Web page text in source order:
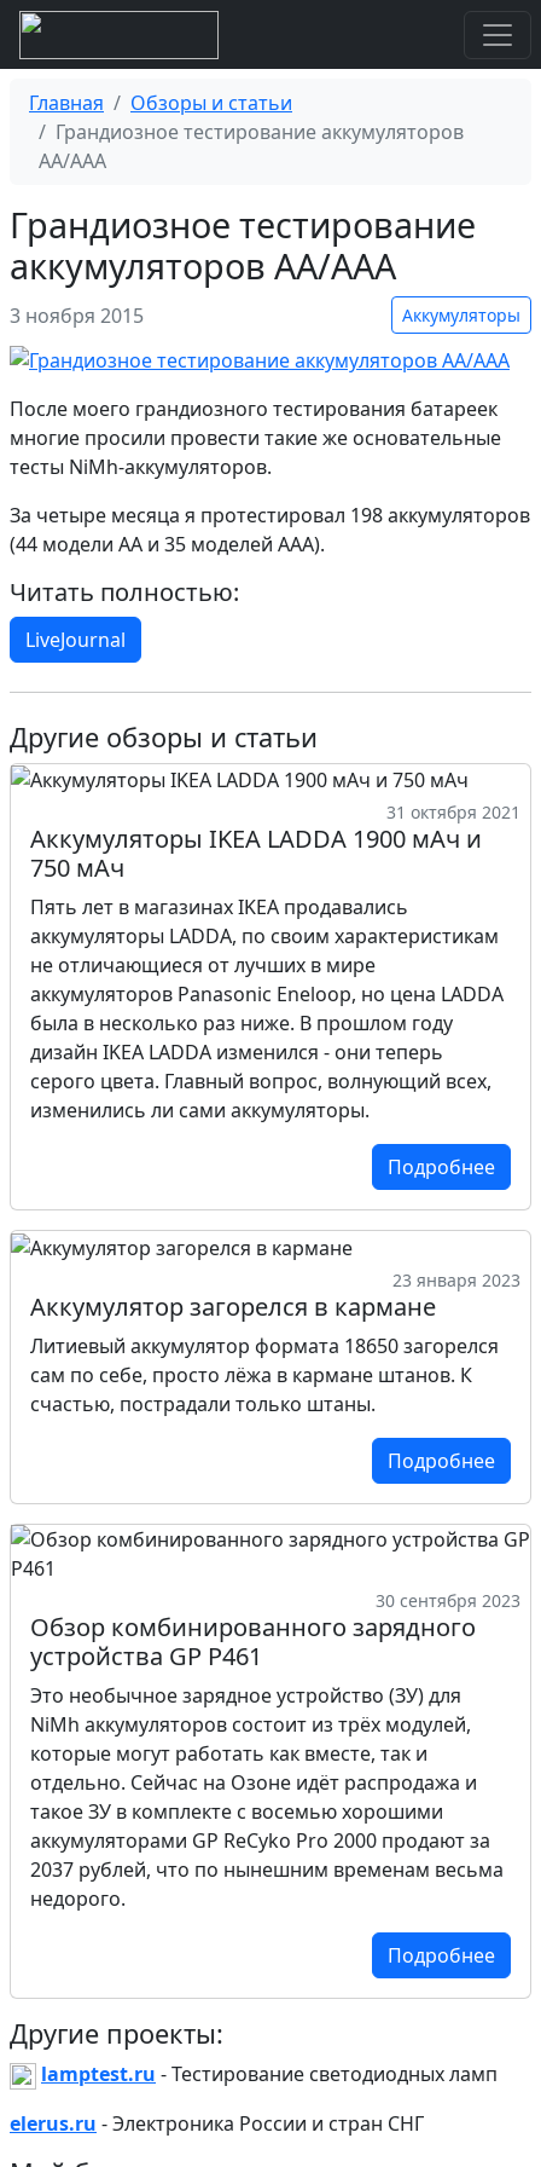
Главная
Обзоры и статьи
Грандиозное тестирование аккумуляторов
AA/AAA
Грандиозное тестирование
аккумуляторов AA/AAA
3 ноября 2015 Аккумуляторы
После моего грандиозного тестирования батареек
многие просили провести такие же основательные
тесты NiMh-аккумуляторов.
За четыре месяца я протестировал 198 аккумуляторов
(44 модели AA и 35 моделей AAA).
Читать полностью:
LiveJournal
Другие обзоры и статьи
31 октября 2021
Аккумуляторы IKEA LADDA 1900 мАч и
750 мАч
Пять лет в магазинах IKEA продавались
аккумуляторы LADDA, по своим характеристикам
не отличающиеся от лучших в мире
аккумуляторов Panasonic Eneloop, но цена LADDA
была в несколько раз ниже. В прошлом году
дизайн IKEA LADDA изменился - они теперь
серого цвета. Главный вопрос, волнующий всех,
изменились ли сами аккумуляторы.
Подробнее
23 января 2023
Аккумулятор загорелся в кармане
Литиевый аккумулятор формата 18650 загорелся
сам по себе, просто лёжа в кармане штанов. К
счастью, пострадали только штаны.
Подробнее
30 сентября 2023
Обзор комбинированного зарядного
устройства GP P461
Это необычное зарядное устройство (ЗУ) для
NiMh аккумуляторов состоит из трёх модулей,
которые могут работать как вместе, так и
отдельно. Сейчас на Озоне идёт распродажа и
такое ЗУ в комплекте с восемью хорошими
аккумуляторами GP ReCyko Pro 2000 продают за
2037 рублей, что по нынешним временам весьма
недорого.
Подробнее
Другие проекты:
lamptest.ru - Тестирование светодиодных ламп
elerus.ru - Электроника России и стран СНГ